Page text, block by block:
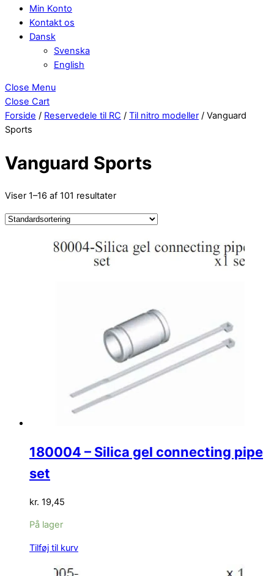
Min Konto
Kontakt os
Dansk
Svenska
English
Close Menu
Close Cart
Forside / Reservedele til RC / Til nitro modeller / Vanguard
Sports
Vanguard Sports
Viser 1–16 af 101 resultater
180004 – Silica gel connecting pipe
set
kr. 19,45
På lager
Tilføj til kurv